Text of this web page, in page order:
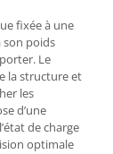
fixée à une
son poids
Le
la structure et
les
d’une
de charge
optimale